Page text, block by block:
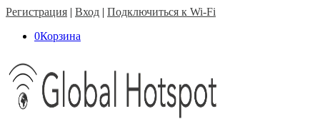
Регистрация | Вход | Подключиться к Wi-Fi
0Корзина